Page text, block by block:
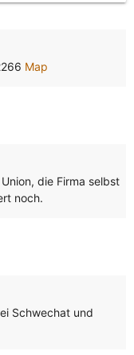
Map
die Firma selbst
noch.
Schwechat und